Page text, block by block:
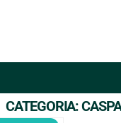
CATEGORIA: CASPA